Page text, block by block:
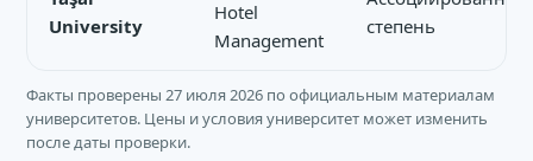
University
Hotel
Management
степень
Факты проверены 27 июля 2026 по официальным материалам
университетов. Цены и условия университет может изменить
после даты проверки.